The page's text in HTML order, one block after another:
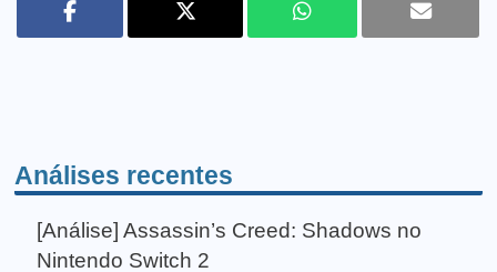
Análises recentes
[Análise] Assassin’s Creed: Shadows no
Nintendo Switch 2